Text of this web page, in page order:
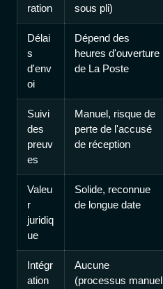
ration
sous pli)
Délai
s
d'env
oi
Dépend des
heures d'ouverture
de La Poste
Suivi
des
preuv
es
Manuel, risque de
perte de l'accusé
de réception
Valeu
r
juridiq
ue
Solide, reconnue
de longue date
Intégr
ation
Aucune
(processus manuel